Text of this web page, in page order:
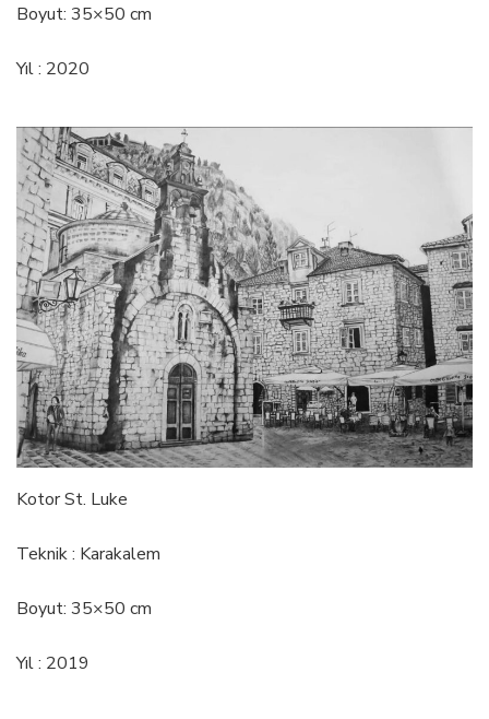
Boyut: 35×50 cm
Yıl : 2020
Kotor St. Luke
Teknik : Karakalem
Boyut: 35×50 cm
Yıl : 2019